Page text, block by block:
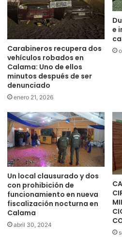
Carabineros recupera dos
vehículos robados en
Calama: Uno de ellos
minutos después de ser
denunciado
enero 21, 2026
e
Un local clausurado y dos
con prohibición de
funcionamiento en nueva
fiscalización nocturna en
Calama
abril 30, 2024